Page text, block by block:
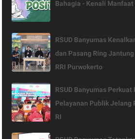
Bahagia - Kenali
RSUD Banyumas
dan Pasang Ring
RRI Purwokerto
RSUD Banyumas
Pelayanan Publik Jelang
RI